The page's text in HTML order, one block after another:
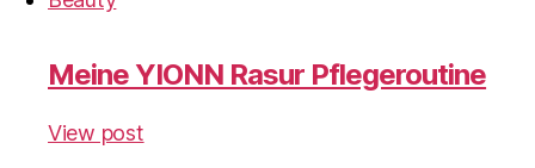
Meine YIONN Rasur Pflegeroutine
View post